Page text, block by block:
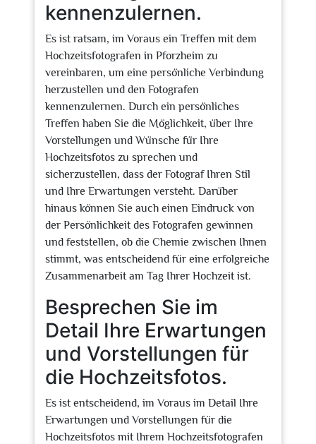
kennenzulernen.
Es ist ratsam, im Voraus ein Treffen mit dem
Hochzeitsfotografen in Pforzheim zu
vereinbaren, um eine persönliche Verbindung
herzustellen und den Fotografen
kennenzulernen. Durch ein persönliches
Treffen haben Sie die Möglichkeit, über Ihre
Vorstellungen und Wünsche für Ihre
Hochzeitsfotos zu sprechen und
sicherzustellen, dass der Fotograf Ihren Stil
und Ihre Erwartungen versteht. Darüber
hinaus können Sie auch einen Eindruck von
der Persönlichkeit des Fotografen gewinnen
und feststellen, ob die Chemie zwischen Ihnen
stimmt, was entscheidend für eine erfolgreiche
Zusammenarbeit am Tag Ihrer Hochzeit ist.
Besprechen Sie im
Detail Ihre Erwartungen
und Vorstellungen für
die Hochzeitsfotos.
Es ist entscheidend, im Voraus im Detail Ihre
Erwartungen und Vorstellungen für die
Hochzeitsfotos mit Ihrem Hochzeitsfotografen